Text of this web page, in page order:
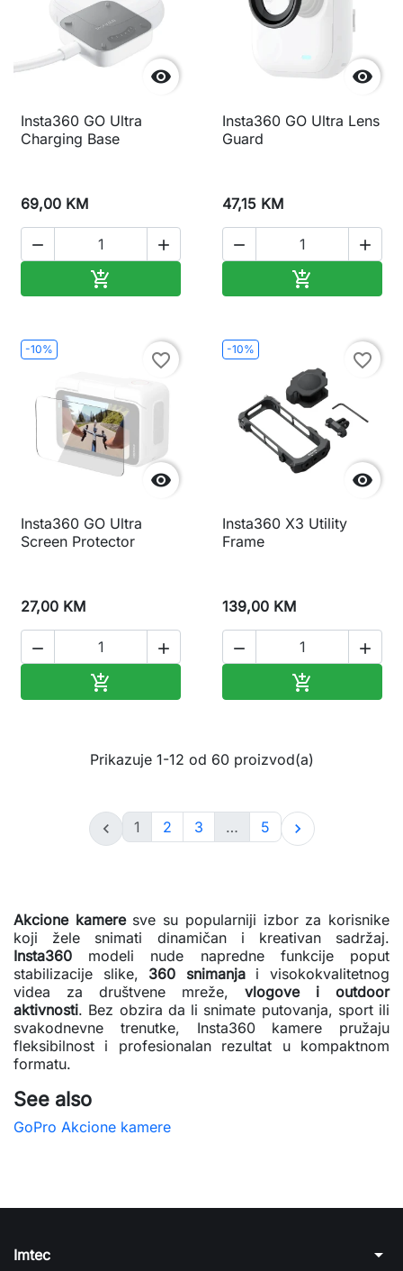

Insta360 GO Ultra
Charging Base
69,00 KM
 


Insta360 GO Ultra Lens
Guard
47,15 KM
 

-10%

favorite_border
Insta360 GO Ultra
Screen Protector
27,00 KM
 

-10%

favorite_border
Insta360 X3 Utility
Frame
139,00 KM
 

Prikazuje 1-12 od 60 proizvod(a)
 1 2 3 … 5 
Akcione kameresve su popularniji izbor za korisnike
koji žele snimati dinamičan i kreativan sadržaj.
Insta360 modeli nude napredne funkcije poput
stabilizacije slike, 360 snimanjai visokokvalitetnog
videa za društvene mreže, vlogove i outdoor
aktivnosti. Bez obzira da li snimate putovanja, sport ili
svakodnevne trenutke, Insta360 kamere pružaju
fleksibilnost i profesionalan rezultat u kompaktnom
formatu.
See also
GoPro Akcione kamere
Imtec arrow_drop_down